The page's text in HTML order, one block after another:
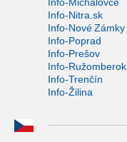
Info-Nitra.sk
Info-Nové Zámky
Info-Poprad
Info-Prešov
Info-Ružomberok
Info-Trenčín
Info-Žilina